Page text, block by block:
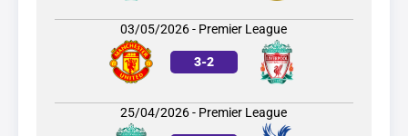
03/05/2026 - Premier League
3-2
25/04/2026 - Premier League